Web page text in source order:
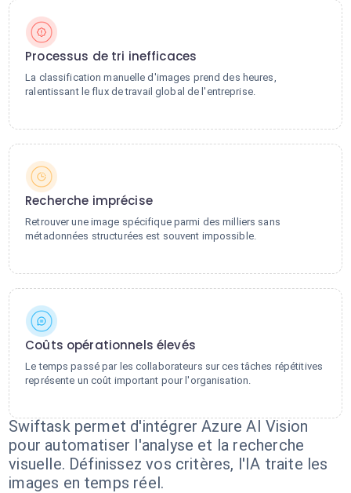
Processus de tri inefficaces
La classification manuelle d'images prend des heures,
ralentissant le flux de travail global de l'entreprise.
Recherche imprécise
Retrouver une image spécifique parmi des milliers sans
métadonnées structurées est souvent impossible.
Coûts opérationnels élevés
Le temps passé par les collaborateurs sur ces tâches répétitives
représente un coût important pour l'organisation.
Swiftask permet d'intégrer Azure AI Vision
pour automatiser l'analyse et la recherche
visuelle. Définissez vos critères, l'IA traite les
images en temps réel.